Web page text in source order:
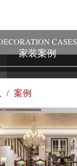
CASES
家装案例
案例